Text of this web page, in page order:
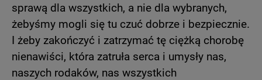
sprawą dla wszystkich, a nie dla wybranych,
żebyśmy mogli się tu czuć dobrze i bezpiecznie.
I żeby zakończyć i zatrzymać tę ciężką chorobę
nienawiści, która zatruła serca i umysły nas,
naszych rodaków, nas wszystkich